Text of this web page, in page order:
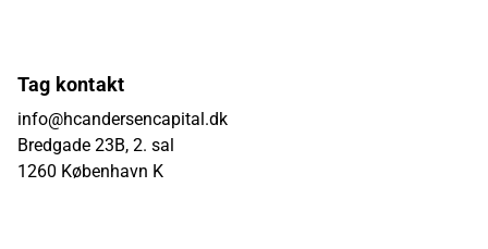
Tag kontakt
info@hcandersencapital.dk
Bredgade 23B, 2. sal
1260 København K